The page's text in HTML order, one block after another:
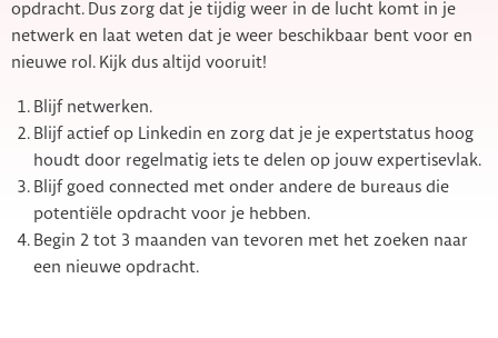
opdracht. Dus zorg dat je tijdig weer in de lucht komt in je
netwerk en laat weten dat je weer beschikbaar bent voor en
nieuwe rol. Kijk dus altijd vooruit!
Blijf netwerken.
Blijf actief op Linkedin en zorg dat je je expertstatus hoog
houdt door regelmatig iets te delen op jouw expertisevlak.
Blijf goed connected met onder andere de bureaus die
potentiële opdracht voor je hebben.
Begin 2 tot 3 maanden van tevoren met het zoeken naar
een nieuwe opdracht.